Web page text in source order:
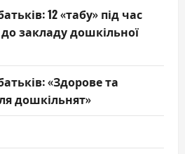
12 «табу» під час
закладу дошкільної
«Здорове та
дошкільнят»